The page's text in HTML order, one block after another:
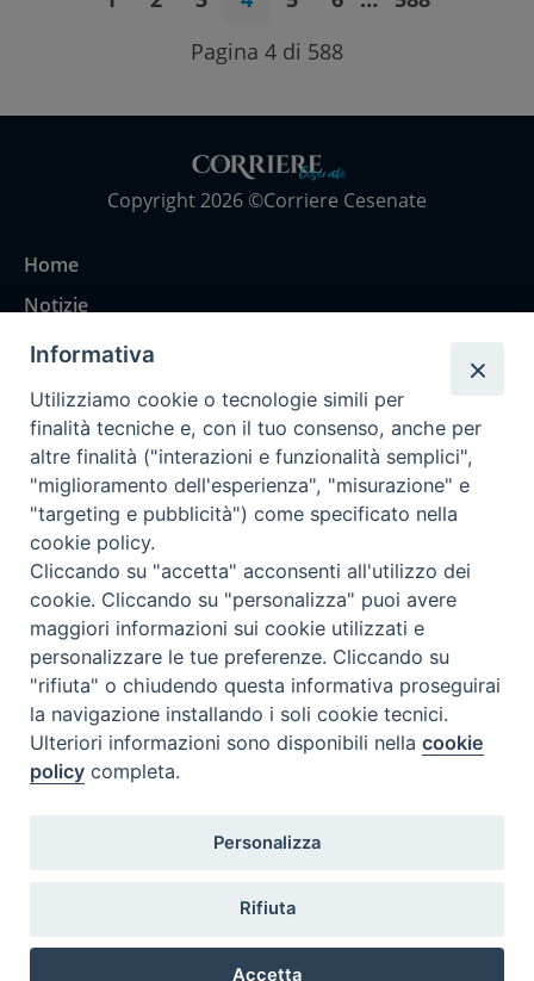
Pagina 4 di 588
Copyright 2026 ©Corriere Cesenate
Home
Notizie
Rubriche
Chi siamo
Come abbonarsi
Contatti
Informativa
Utilizziamo cookie o tecnologie simili per
finalità tecniche e, con il tuo consenso, anche per
altre finalità ("interazioni e funzionalità semplici",
"miglioramento dell'esperienza", "misurazione" e
"targeting e pubblicità") come specificato nella
cookie policy.
Cliccando su "accetta" acconsenti all'utilizzo dei
cookie. Cliccando su "personalizza" puoi avere
maggiori informazioni sui cookie utilizzati e
personalizzare le tue preferenze. Cliccando su
"rifiuta" o chiudendo questa informativa proseguirai
la navigazione installando i soli cookie tecnici.
Ulteriori informazioni sono disponibili nellacookie
policy completa.
Personalizza
Rifiuta
Accetta